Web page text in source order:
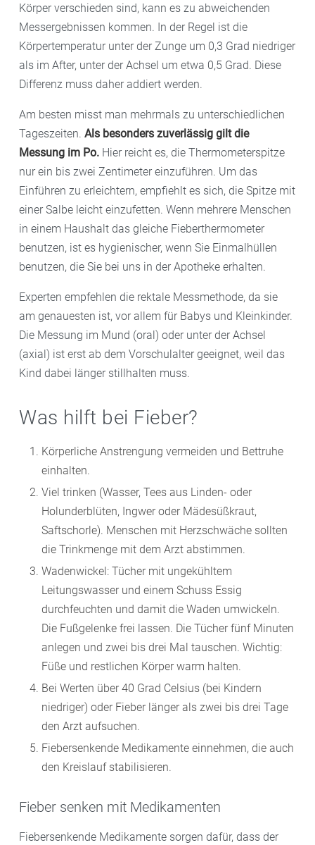
Körper verschieden sind, kann es zu abweichenden
Messergebnissen kommen. In der Regel ist die
Körpertemperatur unter der Zunge um 0,3 Grad niedriger
als im After, unter der Achsel um etwa 0,5 Grad. Diese
Differenz muss daher addiert werden.
Am besten misst man mehrmals zu unterschiedlichen
Tageszeiten. Als besonders zuverlässig gilt die
Messung im Po. Hier reicht es, die Thermometerspitze
nur ein bis zwei Zentimeter einzuführen. Um das
Einführen zu erleichtern, empfiehlt es sich, die Spitze mit
einer Salbe leicht einzufetten. Wenn mehrere Menschen
in einem Haushalt das gleiche Fieberthermometer
benutzen, ist es hygienischer, wenn Sie Einmalhüllen
benutzen, die Sie bei uns in der Apotheke erhalten.
Experten empfehlen die rektale Messmethode, da sie
am genauesten ist, vor allem für Babys und Kleinkinder.
Die Messung im Mund (oral) oder unter der Achsel
(axial) ist erst ab dem Vorschulalter geeignet, weil das
Kind dabei länger stillhalten muss.
Was hilft bei Fieber?
Körperliche Anstrengung vermeiden und Bettruhe
einhalten.
Viel trinken (Wasser, Tees aus Linden- oder
Holunderblüten, Ingwer oder Mädesüßkraut,
Saftschorle). Menschen mit Herzschwäche sollten
die Trinkmenge mit dem Arzt abstimmen.
Wadenwickel: Tücher mit ungekühltem
Leitungswasser und einem Schuss Essig
durchfeuchten und damit die Waden umwickeln.
Die Fußgelenke frei lassen. Die Tücher fünf Minuten
anlegen und zwei bis drei Mal tauschen. Wichtig:
Füße und restlichen Körper warm halten.
Bei Werten über 40 Grad Celsius (bei Kindern
niedriger) oder Fieber länger als zwei bis drei Tage
den Arzt aufsuchen.
Fiebersenkende Medikamente einnehmen, die auch
den Kreislauf stabilisieren.
Fieber senken mit Medikamenten
Fiebersenkende Medikamente sorgen dafür, dass der